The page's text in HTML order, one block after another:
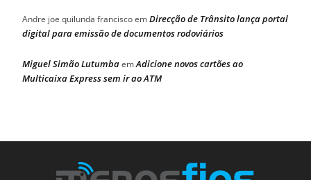
Andre joe quilunda franciscoemDirecção de Trânsito lança portal
digital para emissão de documentos rodoviários
Miguel Simão LutumbaemAdicione novos cartões ao
Multicaixa Express sem ir ao ATM